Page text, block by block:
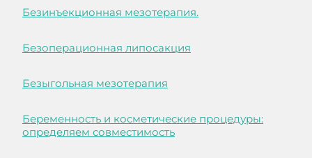
Безинъекционная мезотерапия.
Безоперационная липосакция
Безыгольная мезотерапия
Беременность и косметические процедуры:
определяем совместимость